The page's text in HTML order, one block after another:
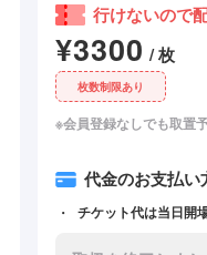
行けないので
¥3300 / 枚
枚数制限あり
※会員登録なしでも取置
代金のお支払い
チケット代は当日開